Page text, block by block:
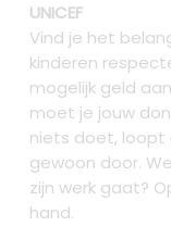
UNICEF
Vind je het
kinderen
mogelijk geld
moet je jouw
niets doet, loopt
gewoon door.
zijn werk gaat?
hand.